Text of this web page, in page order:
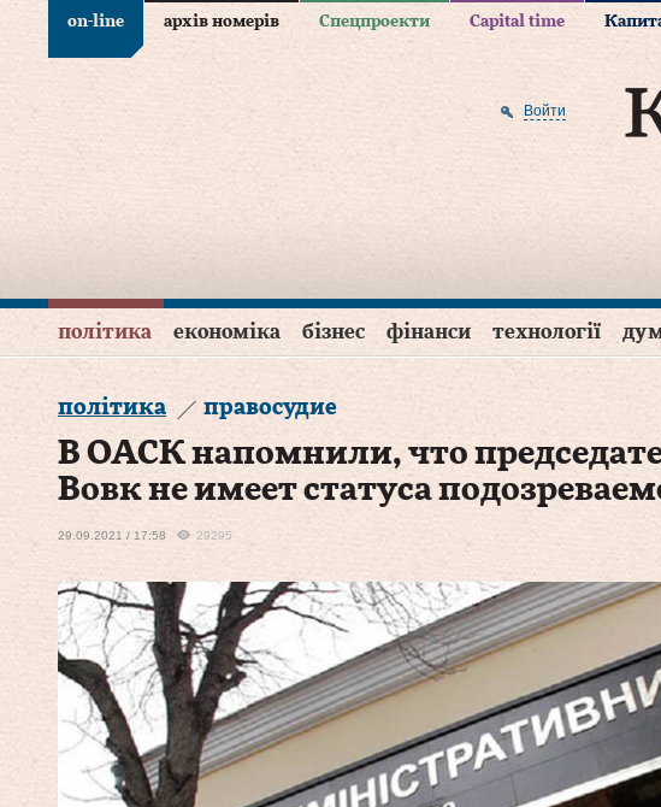
on-line архів номерів Спецпроекти Capital time
Войти
політика економіка бізнес фінанси технології
політика правосудие
В ОАСК напомнили, что
Вовк не имеет статуса
29.09.2021 / 17:58 29295